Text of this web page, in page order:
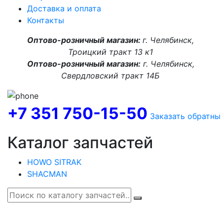
Доставка и оплата
Контакты
Оптово-розничный магазин: г. Челябинск,
Троицкий тракт 13 к1
Оптово-розничный магазин:г. Челябинск,
Свердловский тракт 14Б
+7 351 750-15-50 Заказать
Каталог запчастей
HOWO SITRAK
SHACMAN